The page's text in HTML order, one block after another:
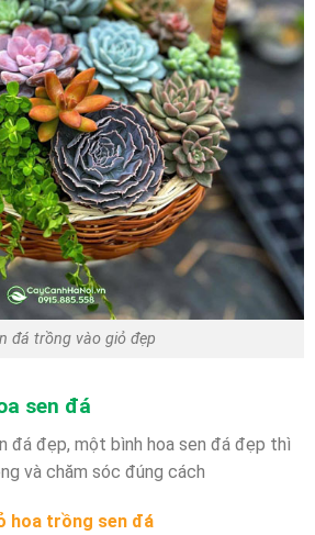
đá trồng vào giỏ đẹp
sen đá
đá đẹp, một bình hoa sen đá đẹp thì
và chăm sóc đúng cách
hoa trồng sen đá